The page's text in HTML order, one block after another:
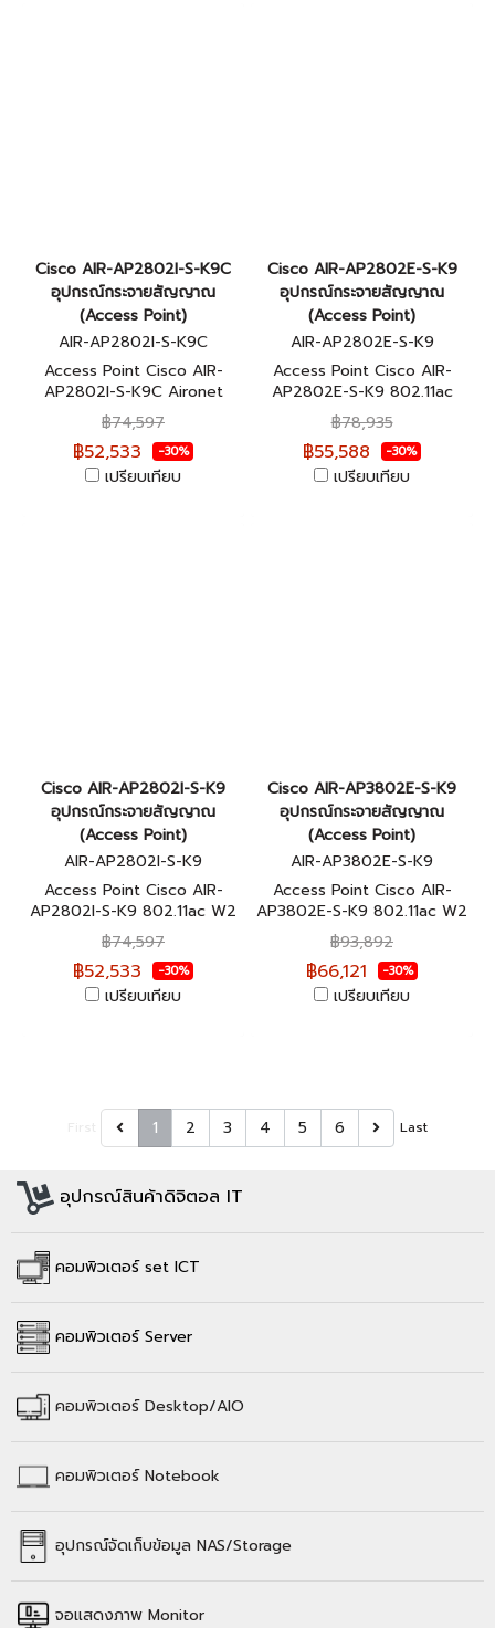
Cisco AIR-AP2802I-S-K9C
อุปกรณ์กระจายสัญญาณ
(Access Point)
AIR-AP2802I-S-K9C
Access Point Cisco AIR-
AP2802I-S-K9C Aironet
Mobility Express 2800
Series รับประกันตลอดการใช้
งาน
฿74,597
฿52,533 -30%
เปรียบเทียบ
Cisco AIR-AP2802E-S-K9
อุปกรณ์กระจายสัญญาณ
(Access Point)
AIR-AP2802E-S-K9
Access Point Cisco AIR-
AP2802E-S-K9 802.11ac
W2 AP w/CA; 4x4:3; Ext
Ant; 2xGbE, S Domain รับ
ประกันตลอดการใช้งาน
฿78,935
฿55,588 -30%
เปรียบเทียบ
Cisco AIR-AP2802I-S-K9
อุปกรณ์กระจายสัญญาณ
(Access Point)
AIR-AP2802I-S-K9
Access Point Cisco AIR-
AP2802I-S-K9 802.11ac W2
AP w/CA; 4x4:3; Int Ant;
2xGbE S Domain รับประกัน
ตลอดการใช้งาน
฿74,597
฿52,533 -30%
เปรียบเทียบ
Cisco AIR-AP3802E-S-K9
อุปกรณ์กระจายสัญญาณ
(Access Point)
AIR-AP3802E-S-K9
Access Point Cisco AIR-
AP3802E-S-K9 802.11ac W2
AP w/CA; 4x4:3; Mod; Ext
Ant; mGig S Domain รับ
ประกันตลอดการใช้งาน
฿93,892
฿66,121 -30%
เปรียบเทียบ
1 2 3 4 5 6 Last
อุปกรณ์สินค้าดิจิตอล IT
คอมพิวเตอร์ set ICT
คอมพิวเตอร์ Server
คอมพิวเตอร์Desktop/AIO
คอมพิวเตอร์Notebook
อุปกรณ์จัดเก็บข้อมูล NAS/Storage
จอแสดงภาพ Monitor